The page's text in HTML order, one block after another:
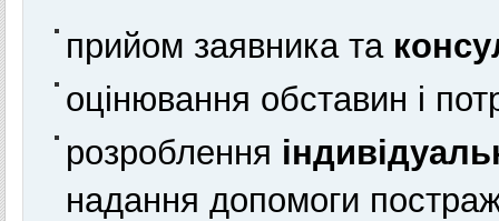
прийом заявника та
оцінювання обставин і
розроблення
надання допомоги